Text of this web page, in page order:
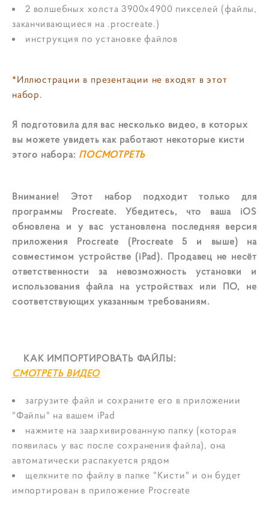
2 волшебных холста 3900x4900 пикселей (файлы,
заканчивающиеся на .procreate.)
инструкция по установке файлов
*Иллюстрации в презентации не входят в этот
набор.
Я подготовила для вас несколько видео, в которых
вы можете увидеть как работают некоторые кисти
этого набора: ПОСМОТРЕТЬ
Внимание! Этот набор подходит только для
программы Procreate. Убедитесь, что ваша iOS
обновлена и у вас установлена последняя версия
приложения Procreate (Procreate 5 и выше) на
совместимом устройстве (iPad). Продавец не несёт
ответственности за невозможность установки и
использования файла на устройствах или ПО, не
соответствующих указанным требованиям.
КАК ИМПОРТИРОВАТЬ ФАЙЛЫ:
СМОТРЕТЬ ВИДЕО
загрузите файл и сохраните его в приложении
"Файлы" на вашем iPad
нажмите на заархивированную папку (которая
появилась у вас после сохранения файла), она
автоматически распакуется рядом
щелкните по файлу в папке "Кисти" и он будет
импортирован в приложение Procreate